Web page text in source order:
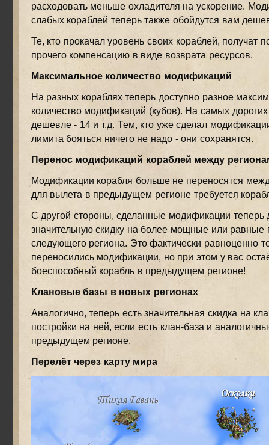
расходовать меньше охладителя на ускорение.
слабых кораблей теперь также обойдутся вам
Те, кто прокачал уровень своих кораблей, получат
прочего компенсацию в виде возврата ресурсов.
Максимальное количество модификаций
На разных кораблях теперь доступно разное
количество модификаций (кубов). На самых
дешевле - 14 и т.д. Тем, кто уже сделал
лимита бояться ничего не надо - они сохранятся.
Перенос модификаций кораблей между
Модификации корабля больше не переносятся
для вылета в предыдущем регионе требуется
С другой стороны, сделанные модификации теперь
значительную скидку на более мощные или равные
следующего региона. Это фактически равноценно
переносились модификации, но при этом у вас
боеспособный корабль в предыдущем регионе!
Клановые базы в новых регионах
Аналогично, теперь есть значительная скидка на
постройки на ней, если есть клан-база и
предыдущем регионе.
Перелёт через карту мира